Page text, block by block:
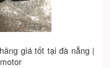
giá tốt tại đà nẵng |